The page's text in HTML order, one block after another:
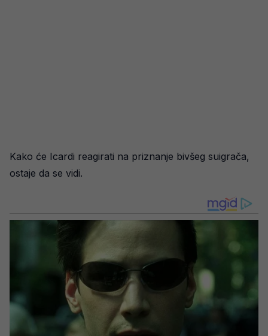
Kako će Icardi reagirati na priznanje bivšeg suigrača,
ostaje da se vidi.